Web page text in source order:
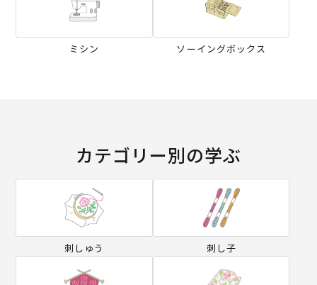
ミシン ソーイングボックス
カテゴリー別の学ぶ
刺しゅう 刺し子